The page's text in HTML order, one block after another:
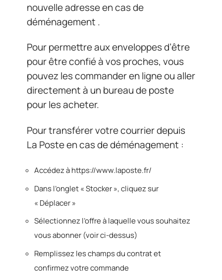
nouvelle adresse en cas de
déménagement .
Pour permettre aux enveloppes d’être
pour être confié à vos proches, vous
pouvez les commander en ligne ou aller
directement à un bureau de poste
pour les acheter.
Pour transférer votre courrier depuis
La Poste en cas de déménagement :
Accédez à https://www.laposte.fr/
Dans l’onglet « Stocker », cliquez sur
« Déplacer »
Sélectionnez l’offre à laquelle vous souhaitez
vous abonner (voir ci-dessus)
Remplissez les champs du contrat et
confirmez votre commande